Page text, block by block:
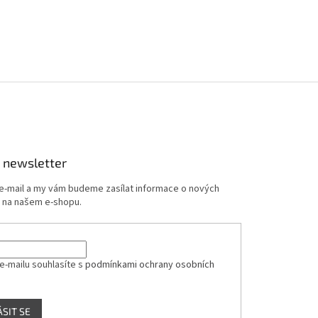
newsletter
mail a my vám budeme zasílat informace o nových
našem e-shopu.
mailu souhlasíte s podmínkami ochrany osobních
SE